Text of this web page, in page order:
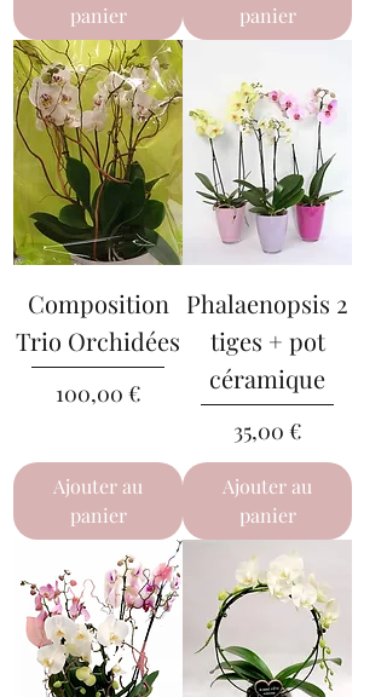
panier
panier
Composition
Trio Orchidées
Prix
100,00 €
Ajouter au
panier
Phalaenopsis 2
tiges + pot
céramique
Prix
35,00 €
Ajouter au
panier